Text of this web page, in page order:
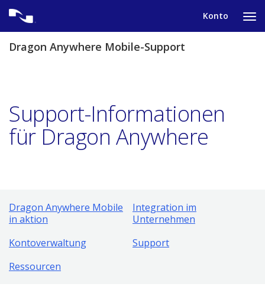
content
Konto
to
Dragon Anywhere Mobile-Support
Support-Informationen
für Dragon Anywhere
Dragon Anywhere Mobile
in aktion
Integration im
Unternehmen
Kontoverwaltung
Support
Ressourcen